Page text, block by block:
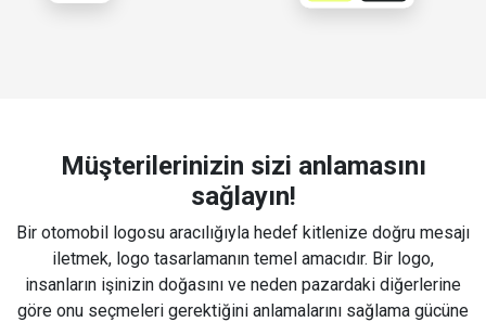
Müşterilerinizin sizi anlamasını
sağlayın!
Bir otomobil logosu aracılığıyla hedef kitlenize doğru mesajı
iletmek, logo tasarlamanın temel amacıdır. Bir logo,
insanların işinizin doğasını ve neden pazardaki diğerlerine
göre onu seçmeleri gerektiğini anlamalarını sağlama gücüne